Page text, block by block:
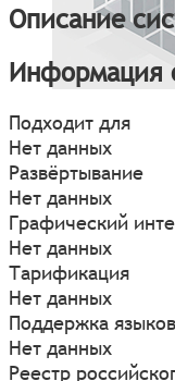
Описание
Информация
Подходит для
Нет данных
Развёртывание
Нет данных
Графический
Нет данных
Тарификация
Нет данных
Поддержка языков
Нет данных
Реестр